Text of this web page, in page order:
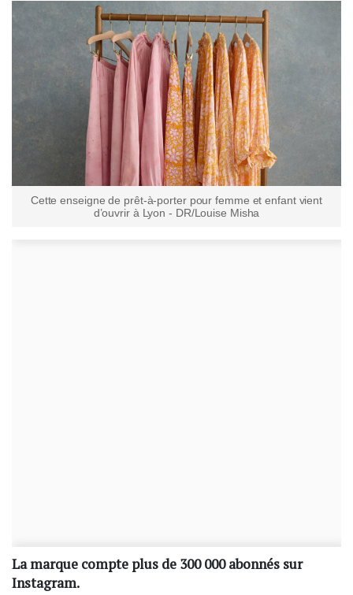
Cette enseigne de prêt-à-porter pour femme et enfant vient
d’ouvrir à Lyon - DR/Louise Misha
La marque compte plus de 300 000 abonnés sur
Instagram.